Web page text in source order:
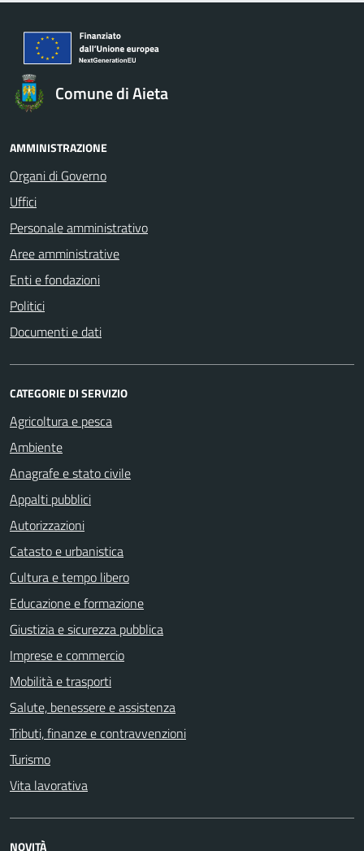
Comune di Aieta
AMMINISTRAZIONE
Organi di Governo
Uffici
Personale amministrativo
Aree amministrative
Enti e fondazioni
Politici
Documenti e dati
CATEGORIE DI SERVIZIO
Agricoltura e pesca
Ambiente
Anagrafe e stato civile
Appalti pubblici
Autorizzazioni
Catasto e urbanistica
Cultura e tempo libero
Educazione e formazione
Giustizia e sicurezza pubblica
Imprese e commercio
Mobilità e trasporti
Salute, benessere e assistenza
Tributi, finanze e contravvenzioni
Turismo
Vita lavorativa
NOVITÀ